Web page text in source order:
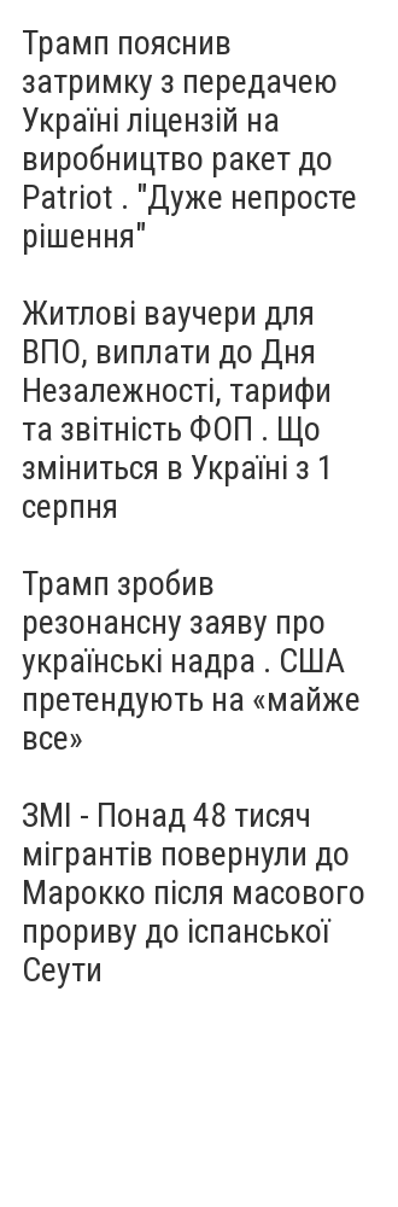
Трамп пояснив
затримку з передачею
Україні ліцензій на
виробництво ракет до
Patriot . "Дуже непросте
рішення"
Житлові ваучери для
ВПО, виплати до Дня
Незалежності, тарифи
та звітність ФОП . Що
зміниться в Україні з 1
серпня
Трамп зробив
резонансну заяву про
українські надра . США
претендують на «майже
все»
ЗМІ - Понад 48 тисяч
мігрантів повернули до
Марокко після масового
прориву до іспанської
Сеути